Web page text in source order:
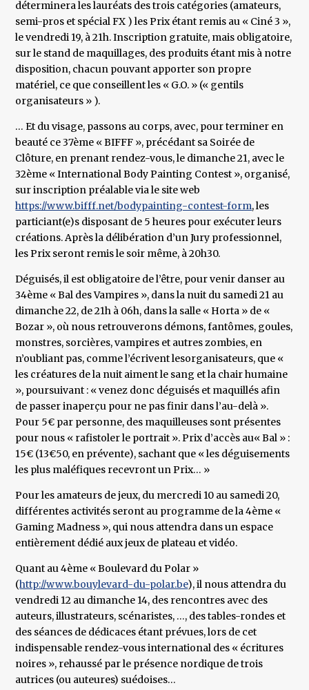
déterminera les lauréats des trois catégories (amateurs,
semi-pros et spécial FX ) les Prix étant remis au « Ciné 3 »,
le vendredi 19, à 21h. Inscription gratuite, mais obligatoire,
sur le stand de maquillages, des produits étant mis à notre
disposition, chacun pouvant apporter son propre
matériel, ce que conseillent les « G.O. » (« gentils
organisateurs » ).
… Et du visage, passons au corps, avec, pour terminer en
beauté ce 37ème « BIFFF », précédant sa Soirée de
Clôture, en prenant rendez-vous, le dimanche 21, avec le
32ème « International Body Painting Contest », organisé,
sur inscription préalable via le site web
https://www.bifff.net/bodypainting-contest-form, les
particiant(e)s disposant de 5 heures pour exécuter leurs
créations. Après la délibération d’un Jury professionnel,
les Prix seront remis le soir même, à 20h30.
Déguisés, il est obligatoire de l’être, pour venir danser au
34ème « Bal des Vampires », dans la nuit du samedi 21 au
dimanche 22, de 21h à 06h, dans la salle « Horta » de «
Bozar », où nous retrouverons démons, fantômes, goules,
monstres, sorcières, vampires et autres zombies, en
n’oubliant pas, comme l’écrivent lesorganisateurs, que «
les créatures de la nuit aiment le sang et la chair humaine
», poursuivant : « venez donc déguisés et maquillés afin
de passer inaperçu pour ne pas finir dans l’au-delà ».
Pour 5€ par personne, des maquilleuses sont présentes
pour nous « rafistoler le portrait ». Prix d’accès au« Bal » :
15€ (13€50, en prévente), sachant que « les déguisements
les plus maléfiques recevront un Prix… »
Pour les amateurs de jeux, du mercredi 10 au samedi 20,
différentes activités seront au programme de la 4ème «
Gaming Madness », qui nous attendra dans un espace
entièrement dédié aux jeux de plateau et vidéo.
Quant au 4ème « Boulevard du Polar »
(http://www.bouylevard-du-polar.be), il nous attendra du
vendredi 12 au dimanche 14, des rencontres avec des
auteurs, illustrateurs, scénaristes, …, des tables-rondes et
des séances de dédicaces étant prévues, lors de cet
indispensable rendez-vous international des « écritures
noires », rehaussé par le présence nordique de trois
autrices (ou auteures) suédoises…